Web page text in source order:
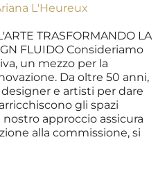
L'Heureux
TRASFORMANDO LA
FLUIDO Consideriamo
un mezzo per la
Da oltre 50 anni,
e artisti per dare
gli spazi
approccio assicura
alla commissione, si